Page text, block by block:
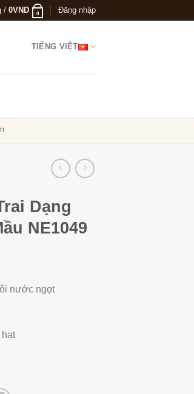
/ 0VND 0 Đăng nhập
TIẾNG VIỆT
Dạng
NE1049
nước ngọt
hạt